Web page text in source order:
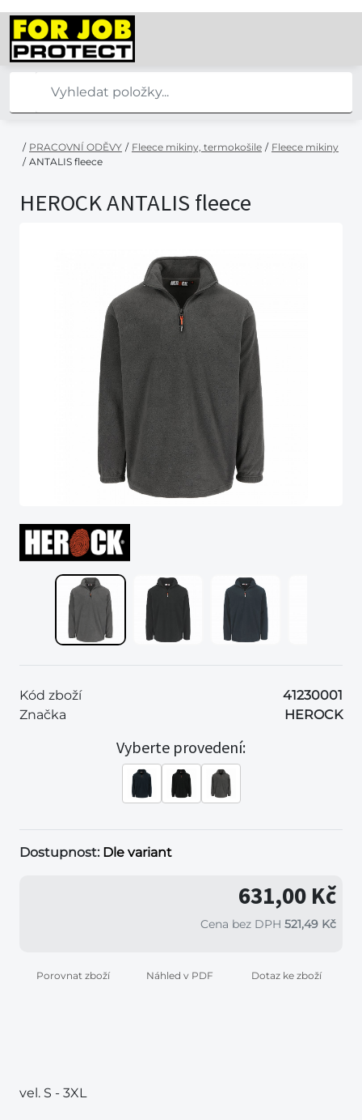
/ PRACOVNÍ ODĚVY / Fleece mikiny, termokošile / Fleece mikiny
/ ANTALIS fleece
HEROCK ANTALIS fleece
Kód zboží
41230001
Značka
HEROCK
Vyberte provedení:
Dostupnost: Dle variant
631,00 Kč
Cena bez DPH 521,49 Kč
Porovnat zboží Náhled v PDF Dotaz ke zboží
vel. S - 3XL